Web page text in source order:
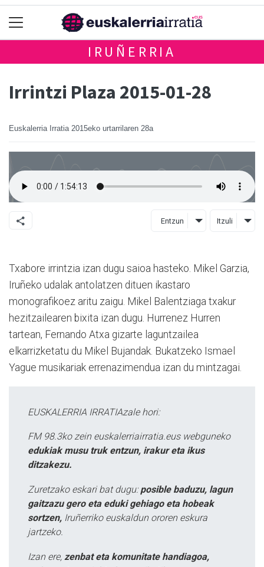
IRUÑERRIA
Irrintzi Plaza 2015-01-28
Euskalerria Irratia 2015eko urtarrilaren 28a
Entzun Itzuli
Txabore irrintzia izan dugu saioa hasteko. Mikel Garzia,
Iruñeko udalak antolatzen dituen ikastaro
monografikoez aritu zaigu. Mikel Balentziaga txakur
hezitzailearen bixita izan dugu. Hurrenez Hurren
tartean, Fernando Atxa gizarte laguntzailea
elkarrizketatu du Mikel Bujandak. Bukatzeko Ismael
Yague musikariak errenazimendua izan du mintzagai.
EUSKALERRIA IRRATIAzale hori:
FM 98.3ko zein euskalerriairratia.eus webguneko
edukiak musu truk entzun, irakur eta ikus
ditzakezu.
Zuretzako eskari bat dugu: posible baduzu, lagun
gaitzazu gero eta eduki gehiago eta hobeak
sortzen, Iruñerriko euskaldun ororen eskura
jartzeko.
Izan ere, zenbat eta komunitate handiagoa,